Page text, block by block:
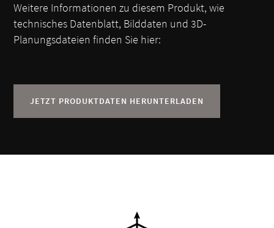
Weitere Informationen zu diesem Produkt, wie
technisches Datenblatt, Bilddaten und 3D-
Planungsdateien finden Sie hier:
JETZT PRODUKTDATEN HERUNTERLADEN